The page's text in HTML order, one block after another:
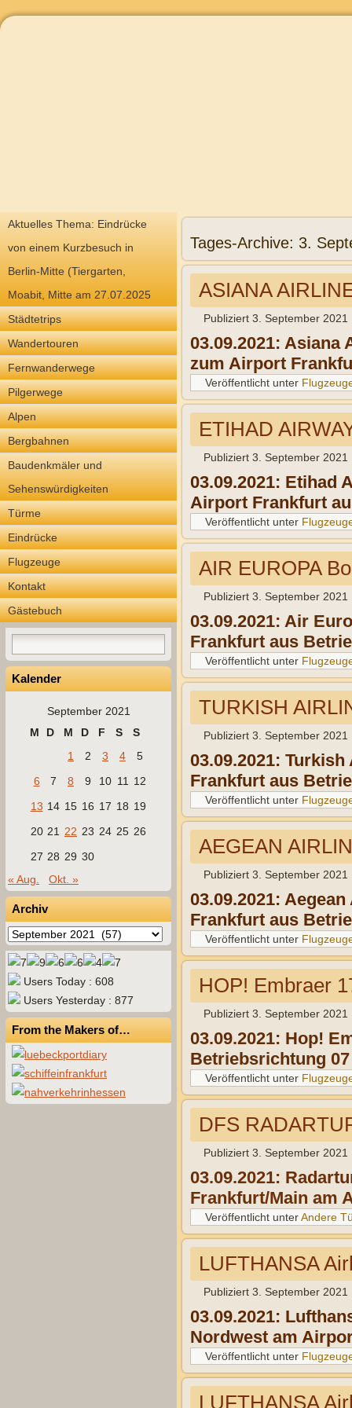
Aktuelles Thema: Eindrücke
von einem Kurzbesuch in
Berlin-Mitte (Tiergarten,
Moabit, Mitte am 27.07.2025
Städtetrips
Wandertouren
Fernwanderwege
Pilgerwege
Alpen
Bergbahnen
Baudenkmäler und
Sehenswürdigkeiten
Türme
Eindrücke
Flugzeuge
Kontakt
Gästebuch
Kalender
September 2021
M
D M D F S
S
1
2 3 4
5
6
7 8 9 10 11
12
13 14 15 16 17 18 19
20 21 22 23 24 25 26
27 28 29 30
« Aug.
Okt. »
Archiv
Archiv
Users Today : 608
Users Yesterday : 877
From the Makers of…
Tages-Archive: 3.
ASIANA
Publiziert 3. September 2021
03.09.2021: Asiana
zum Airport
Veröffentlicht unter
ETIHAD
Publiziert 3. September 2021
03.09.2021: Etihad
Airport Frankfurt
Veröffentlicht unter
AIR EUROPA
Publiziert 3. September 2021
03.09.2021: Air
Frankfurt aus
Veröffentlicht unter
TURKISH
Publiziert 3. September 2021
03.09.2021:
Frankfurt aus
Veröffentlicht unter
AEGEAN
Publiziert 3. September 2021
03.09.2021:
Frankfurt aus
Veröffentlicht unter
HOP! Embraer
Publiziert 3. September 2021
03.09.2021: Hop!
Betriebsrichtung
Veröffentlicht unter
DFS
Publiziert 3. September 2021
03.09.2021:
Frankfurt/Main am
Veröffentlicht unterAndere
LUFTHANSA
Publiziert 3. September 2021
03.09.2021:
Nordwest am
Veröffentlicht unter
LUFTHANSA